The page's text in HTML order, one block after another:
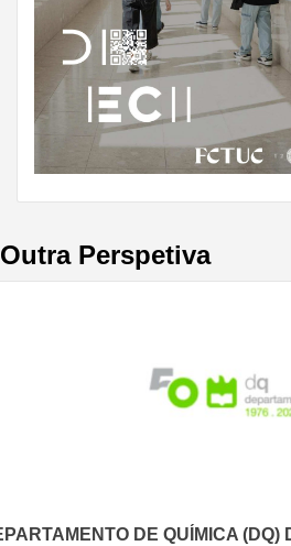
Outra Perspetiva
DE QUÍMICA (DQ)